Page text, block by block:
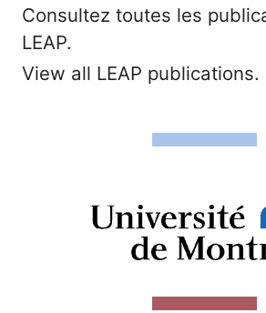
Consultez toutes les
LEAP.
View all LEAP publications.